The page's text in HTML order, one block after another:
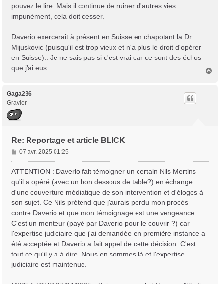
pouvez le lire. Mais il continue de ruiner d'autres vies
impunément, cela doit cesser.
Daverio exercerait à présent en Suisse en chapotant la Dr
Mijuskovic (puisqu'il est trop vieux et n'a plus le droit d'opérer
en Suisse).. Je ne sais pas si c'est vrai car ce sont des échos
que j'ai eus.
Gaga236
Gravier
Re: Reportage et article BLICK
M
e
s
s
g
e
07 avr. 2025 01:25
ATTENTION : Daverio fait témoigner un certain Nils Mertins
qu'il a opéré (avec un bon dessous de table?) en échange
d'une couverture médiatique de son intervention et d'éloges à
son sujet. Ce Nils prétend que j'aurais perdu mon procès
contre Daverio et que mon témoignage est une vengeance.
C'est un menteur (payé par Daverio pour le couvrir ?) car
l'expertise judiciaire que j'ai demandée en première instance a
été acceptée et Daverio a fait appel de cette décision. C'est
tout ce qu'il y a à dire. Nous en sommes là et l'expertise
judiciaire est maintenue.